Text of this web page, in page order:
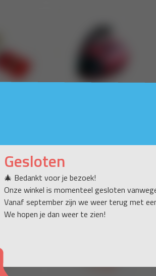
Gesloten
🎄 Bedankt voor je bezoek!
Onze winkel is momenteel gesloten
Vanaf september zijn we weer terug met
We hopen je dan weer te zien!